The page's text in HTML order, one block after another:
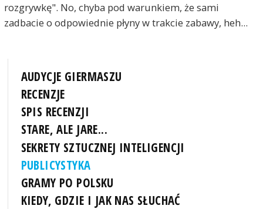
rozgrywkę". No, chyba pod warunkiem, że sami
zadbacie o odpowiednie płyny w trakcie zabawy, heh...
AUDYCJE GIERMASZU
RECENZJE
SPIS RECENZJI
STARE, ALE JARE...
SEKRETY SZTUCZNEJ INTELIGENCJI
PUBLICYSTYKA
GRAMY PO POLSKU
KIEDY, GDZIE I JAK NAS SŁUCHAĆ